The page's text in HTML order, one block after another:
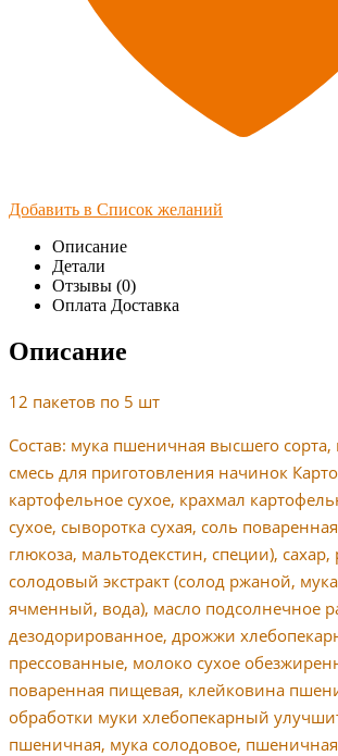
Добавить в Список желаний
Описание
Детали
Отзывы (0)
Оплата Доставка
Описание
12 пакетов по 5 шт
Состав: мука пшеничная высшего сорта,
смесь для приготовления начинок
картофельное сухое, крахмал
сухое, сыворотка сухая, соль
глюкоза, мальтодекстин, специи),
солодовый экстракт (солод ржаной,
ячменный, вода), масло подсолнечное
дезодорированное, дрожжи
прессованные, молоко сухое
поваренная пищевая, клейковина
обработки муки хлебопекарный
пшеничная, мука солодовое,